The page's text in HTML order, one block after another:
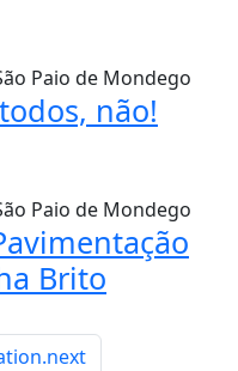
Paio de Mondego
não!
Paio de Mondego
Brito